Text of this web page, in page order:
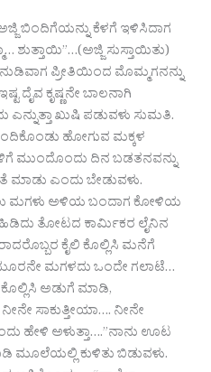
ಬಿಂದಿಗೆಯನ್ನು ಕೆಳಗೆ ಇಳಿಸಿದಾಗ
ಶುತ್ತಾಯಿ”…(ಅಜ್ಜಿ ಸುಸ್ತಾಯಿತು)
ಪ್ರೀತಿಯಿಂದ ಮೊಮ್ಮಗನನ್ನು
ದೈವ ಕೃಷ್ಣನೇ ಬಾಲನಾಗಿ
ಖುಷಿ ಪಡುವಳು ಸುಮತಿ.
ಹೋಗುವ ಮಕ್ಕಳ
ಮುಂದೊಂದು ದಿನ ಬಡತನವನ್ನು
ಮಾಡು ಎಂದು ಬೇಡುವಳು.
ಮಗಳು ಅಳಿಯ ಬಂದಾಗ ಕೋಳಿಯ
ತೋಟದ ಕಾರ್ಮಿಕರ ಲೈನಿನ
ಕೈಲಿ ಕೊಲ್ಲಿಸಿ ಮನೆಗೆ
ಮಗಳದು ಒಂದೇ ಗಲಾಟೆ…
ಅಡುಗೆ ಮಾಡಿ,
ಸಾಕುತ್ತೀಯಾ…. ನೀನೇ
ಹೇಳಿ ಅಳುತ್ತಾ….”ನಾನು ಊಟ
ಮೂಲೆಯಲ್ಲಿ ಕುಳಿತು ಬಿಡುವಳು.